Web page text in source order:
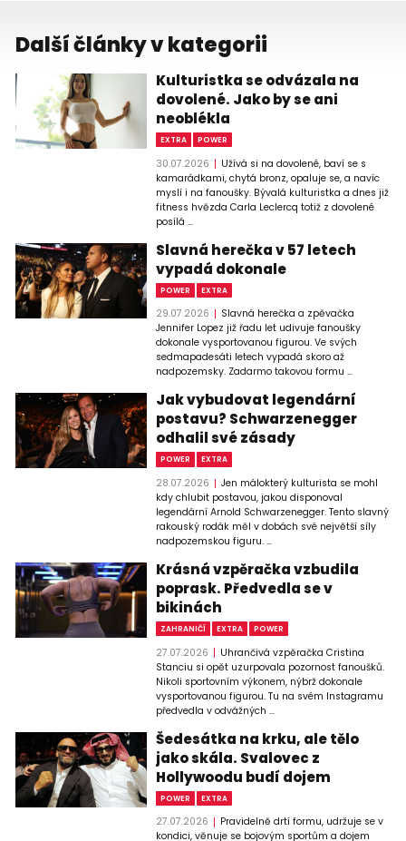
Další články v kategorii
Kulturistka se odvázala na
dovolené. Jako by se ani
neoblékla
EXTRA POWER
30.07.2026
Užívá si na dovolené, baví se s
kamarádkami, chytá bronz, opaluje se, a navíc
myslí i na fanoušky. Bývalá kulturistka a dnes již
fitness hvězda Carla Leclercq totiž z dovolené
posílá ...
Slavná herečka v 57 letech
vypadá dokonale
POWER EXTRA
29.07.2026
Slavná herečka a zpěvačka
Jennifer Lopez již řadu let udivuje fanoušky
dokonale vysportovanou figurou. Ve svých
sedmapadesáti letech vypadá skoro až
nadpozemsky. Zadarmo takovou formu ...
Jak vybudovat legendární
postavu? Schwarzenegger
odhalil své zásady
POWER EXTRA
28.07.2026
Jen málokterý kulturista se mohl
kdy chlubit postavou, jakou disponoval
legendární Arnold Schwarzenegger. Tento slavný
rakouský rodák měl v dobách své největší síly
nadpozemskou figuru. ...
Krásná vzpěračka vzbudila
poprask. Předvedla se v
bikinách
ZAHRANIČÍ EXTRA POWER
27.07.2026
Uhrančivá vzpěračka Cristina
Stanciu si opět uzurpovala pozornost fanoušků.
Nikoli sportovním výkonem, nýbrž dokonale
vysportovanou figurou. Tu na svém Instagramu
předvedla v odvážných ...
Šedesátka na krku, ale tělo
jako skála. Svalovec z
Hollywoodu budí dojem
POWER EXTRA
27.07.2026
Pravidelně drtí formu, udržuje se v
kondici, věnuje se bojovým sportům a dojem